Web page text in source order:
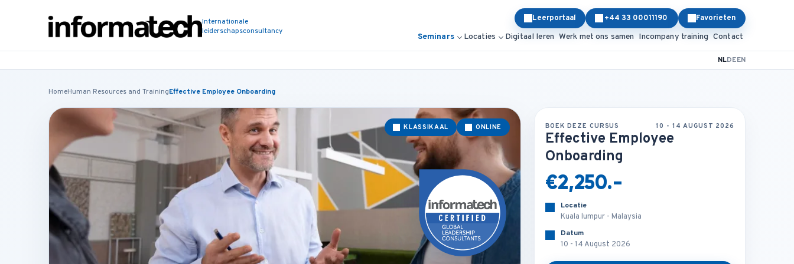
Internationale
leiderschapsconsultancy
Leerportaal +44 33 00011190 Favorieten
Seminars Locaties Digitaal leren Werk met ons samen Incompany training Contact
NLDEEN
HomeHuman Resources and TrainingEffective Employee Onboarding
KLASSIKAAL ONLINE BOEK DEZE CURSUS 10 - 14 AUGUST 2026
Effective Employee
Onboarding
€2,250.-
Locatie
Kuala lumpur - Malaysia
Datum
10 - 14 August 2026